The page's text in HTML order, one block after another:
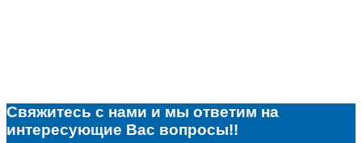
Свяжитесь с нами и мы ответим на
интересующие Вас вопросы!!